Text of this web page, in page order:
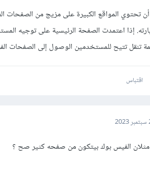
تحتوي المواقع الكبيرة على مزيج من الصفحات
إذا اعتمدت الصفحة الرئيسية على توجيه
تنقل تتيح للمستخدمين الوصول إلى الصفحات
اقتباس
الفيس بوك بيتكون من صفحه كثير صح ؟